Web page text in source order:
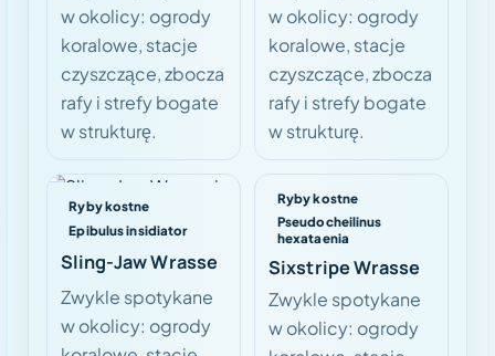
w okolicy: ogrody
koralowe, stacje
czyszczące, zbocza
rafy i strefy bogate
w strukturę.
w okolicy: ogrody
koralowe, stacje
czyszczące, zbocza
rafy i strefy bogate
w strukturę.
Ryby kostne
Epibulus insidiator
Sling-Jaw Wrasse
Zwykle spotykane
w okolicy: ogrody
Ryby kostne
Pseudocheilinus
hexataenia
Sixstripe Wrasse
Zwykle spotykane
w okolicy: ogrody